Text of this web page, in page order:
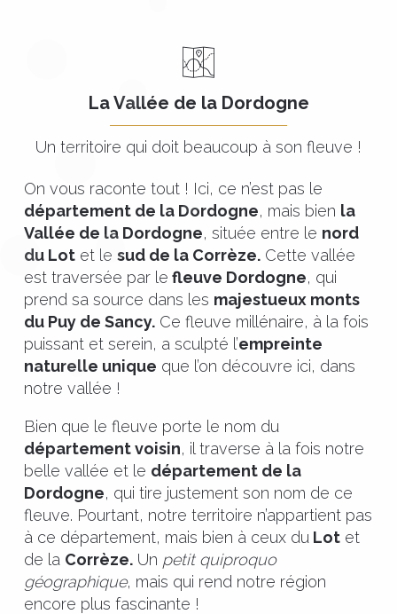
La Vallée de la Dordogne
Un territoire qui doit beaucoup à son fleuve !
On vous raconte tout ! Ici, ce n’est pas le
département de la Dordogne, mais bien la
Vallée de la Dordogne, située entre le nord
du Lot et le sud de la Corrèze. Cette vallée
est traversée par le fleuve Dordogne, qui
prend sa source dans les majestueux monts
du Puy de Sancy. Ce fleuve millénaire, à la fois
puissant et serein, a sculpté l’empreinte
naturelle unique que l’on découvre ici, dans
notre vallée !
Bien que le fleuve porte le nom du
département voisin, il traverse à la fois notre
belle vallée et le département de la
Dordogne, qui tire justement son nom de ce
fleuve. Pourtant, notre territoire n’appartient pas
à ce département, mais bien à ceux du Lot et
de la Corrèze. Un petit quiproquo
géographique, mais qui rend notre région
encore plus fascinante !